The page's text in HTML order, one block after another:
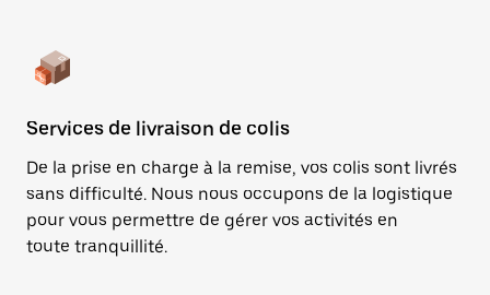
Services de livraison de colis
De la prise en charge à la remise, vos colis sont livrés
sans difficulté. Nous nous occupons de la logistique
pour vous permettre de gérer vos activités en
toute tranquillité.